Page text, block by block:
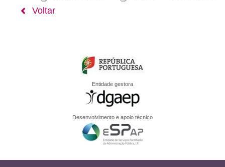
Voltar
Entidade gestora
Desenvolvimento e apoio técnico